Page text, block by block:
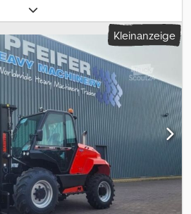
, Hubkapazität: 3.000 kg Bauhöhe:
351 x 192 x 245 cm Dsdpezr
Bereifung vorne: 0 Zustand der
Sie sich an PFEIFER GROUP, um
erhalten.
Kleinanzeige